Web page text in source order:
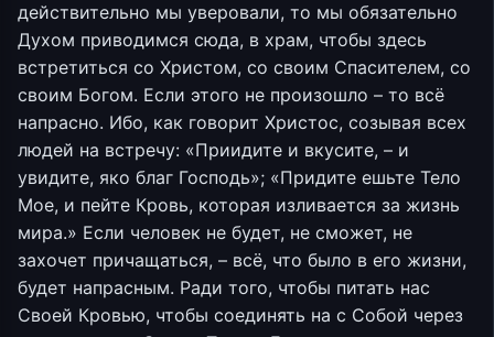
действительно мы уверовали, то мы обязательно
Духом приводимся сюда, в храм, чтобы здесь
встретиться со Христом, со своим Спасителем, со
своим Богом. Если этого не произошло – то всё
напрасно. Ибо, как говорит Христос, созывая всех
людей на встречу: «Приидите и вкусите, – и
увидите, яко благ Господь»; «Придите ешьте Тело
Мое, и пейте Кровь, которая изливается за жизнь
мира.» Если человек не будет, не сможет, не
захочет причащаться, – всё, что было в его жизни,
будет напрасным. Ради того, чтобы питать нас
Своей Кровью, чтобы соединять на с Собой через